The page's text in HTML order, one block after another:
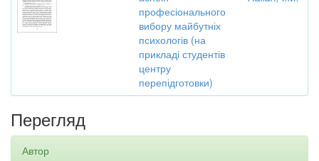
професіонального
вибору майбутніх
психологів (на
прикладі студентів
центру
перепідготовки)
Перегляд
Автор